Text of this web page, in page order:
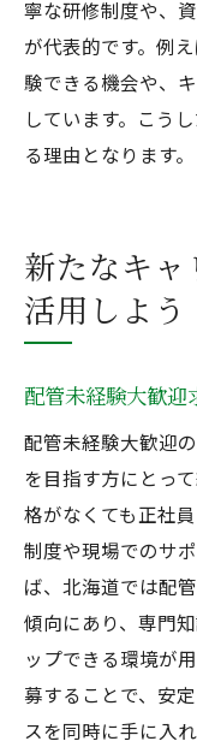
寧な研修制度や、
が代表的です。例
験できる機会や、
しています。こう
る理由となります。
新たなキ
活用しよう
配管未経験大歓迎
配管未経験大歓迎
を目指す方にとっ
格がなくても正社
制度や現場でのサ
ば、北海道では配
傾向にあり、専門
ップできる環境が
募することで、安
スを同時に手に入